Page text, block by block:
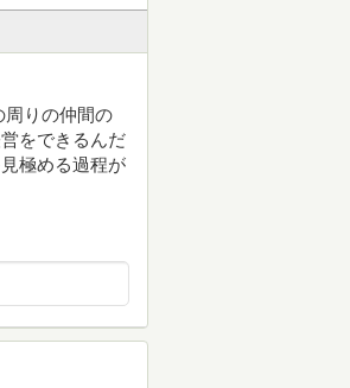
りの仲間の
をできるんだ
極める過程が